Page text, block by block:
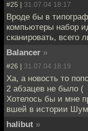
#25 | 31.07.04 18:17
Вроде бы в
компьютеры набор
сканировать, всего
Balancer »
#26 | 31.07.04 18:19
Ха, а новость то
2 абзацев не было (
Хотелось бы и мне
вшей в истории
halibut »